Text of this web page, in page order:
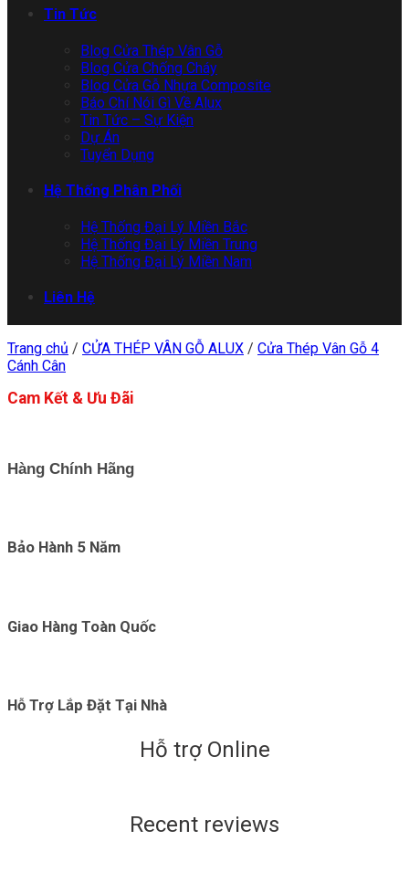
Tin Tức
Blog Cửa Thép Vân Gỗ
Blog Cửa Chống Cháy
Blog Cửa Gỗ Nhựa Composite
Báo Chí Nói Gì Về Alux
Tin Tức – Sự Kiện
Dự Án
Tuyển Dụng
Hệ Thống Phân Phối
Hệ Thống Đại Lý Miền Bắc
Hệ Thống Đại Lý Miền Trung
Hệ Thống Đại Lý Miền Nam
Liên Hệ
Trang chủ / CỬA THÉP VÂN GỖ ALUX / Cửa Thép Vân Gỗ 4
Cánh Cân
Cam Kết & Ưu Đãi
Hàng Chính Hãng
Bảo Hành 5 Năm
Giao Hàng Toàn Quốc
Hỗ Trợ Lắp Đặt Tại Nhà
Hỗ trợ Online
Recent reviews